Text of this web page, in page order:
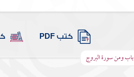
كتب PDF
باب ومن سورة البروج